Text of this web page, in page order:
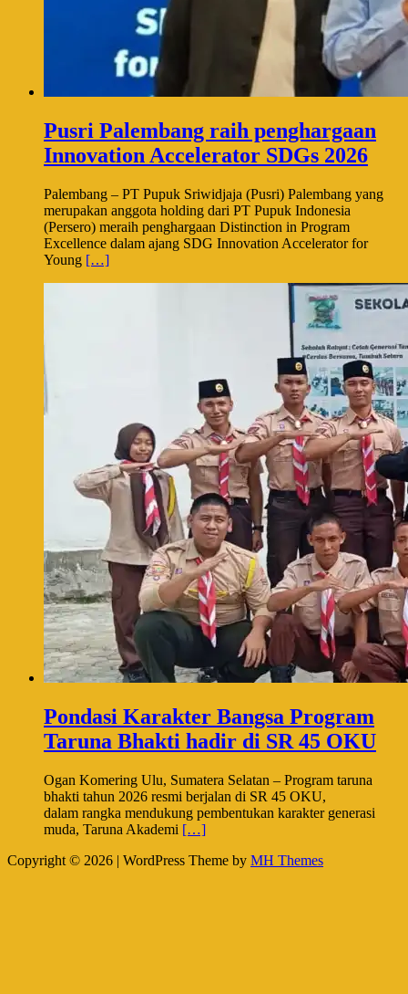
Pusri Palembang raih penghargaan
Innovation Accelerator SDGs 2026
Palembang – PT Pupuk Sriwidjaja (Pusri) Palembang yang
merupakan anggota holding dari PT Pupuk Indonesia
(Persero) meraih penghargaan Distinction in Program
Excellence dalam ajang SDG Innovation Accelerator for
Young […]
Pondasi Karakter Bangsa Program
Taruna Bhakti hadir di SR 45 OKU
Ogan Komering Ulu, Sumatera Selatan – Program taruna
bhakti tahun 2026 resmi berjalan di SR 45 OKU,
dalam rangka mendukung pembentukan karakter generasi
muda, Taruna Akademi […]
Copyright © 2026 | WordPress Theme by MH Themes